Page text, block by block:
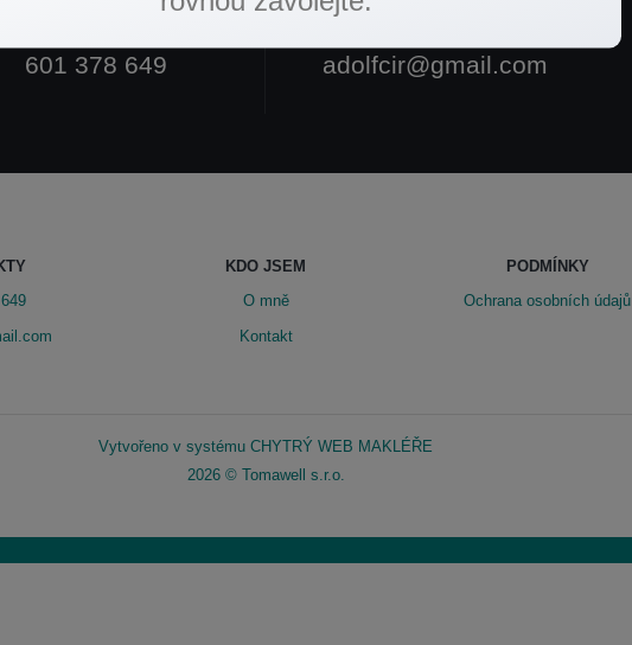
601 378 649 adolfcir@gmail.com
KDO JSEM
O mně
Kontakt
PODMÍNKY
Ochrana osobních údajů
Vytvořeno v systému CHYTRÝ WEB MAKLÉŘE
2026 © Tomawell s.r.o.